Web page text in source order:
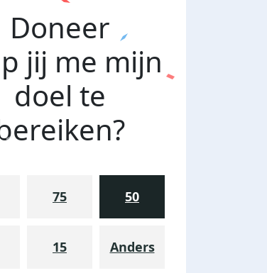
Doneer
jij me mijn
doel te
75 50
15 Anders